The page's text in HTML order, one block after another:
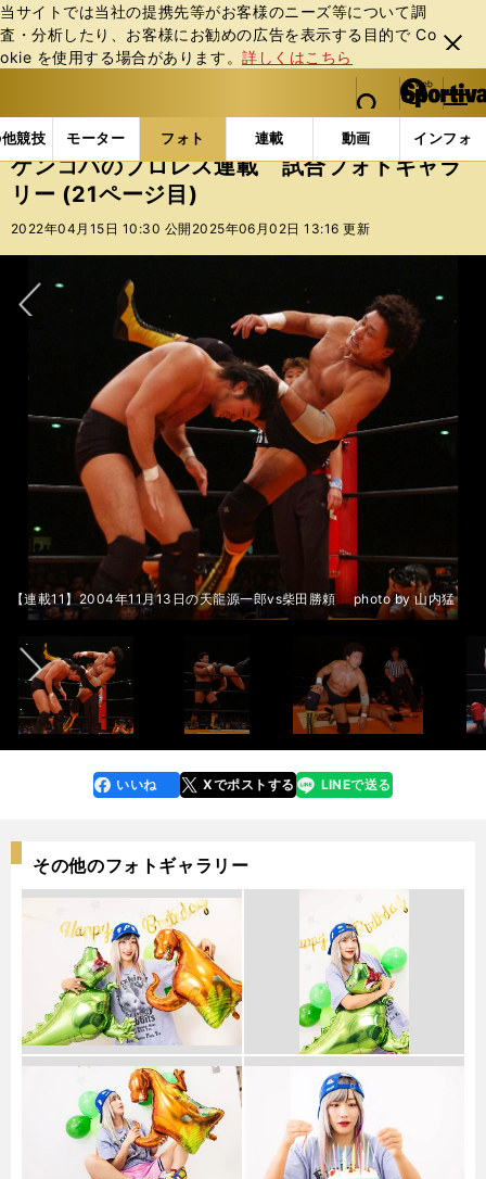
当サイトでは当社の提携先等がお客様のニーズ等について調
査・分析したり、お客様にお勧めの広告を表⽰する⽬的で Co
okie を使⽤する場合があります。詳しくはこちら
閉じ
る
web Sportiva (webスポルティーバ)
検索
マイペ
ー
ジ
メニュ
競技 モーター フォト 連載 動画 インフォ
b
ス
ポ
ル
バ
フォトギャラリー コラムフォト ケンコバのプロレ
ケンコバのプロレス連載 試合フォトギャラ
リー (21ページ目)
2022年04月15日 10:30 公開 2025年06月02日 13:16 更新
次へ
前編：超豪華メンバーの「第１回Ｇ１クライマックス」 長州力の全敗と
闘魂三銃士の飛躍は「驚きの展開」＞＞
中編：第１回Ｇ１での勘違い 蝶野正洋と武藤敬司の決勝のせいで「忘れ
られている場面がある」＞＞
後編：武藤敬司が突然トイレで「イ～ヤァオ！」と絶叫 「いかなる時で
もプロレスラーなんやな」＞＞
前編：越中詩郎の「禁断の試合」 ザ・コブラのための大会で目撃したある
異変＞＞
後編：名レスラー馳浩の「一番ダメな試合」を救った越中詩郎の「震え」
＞＞
前編：越中詩郎45周年記念大会での場外乱闘の真相 直前に全日本の社長
からの謎のひと言＞＞
後編：セレモニー前に起きた事件 天龍源一郎や藤波辰爾らとの会話で大
困惑＞＞
前編：ロード・ウォリアーズ再結成の豪華６人タッグ パワー・ウォリア
ーの空気の読まなさに「これぞ健介！」＞＞
中編：大迫力の６人タッグに感じた「やさしさ」の正体 スコット・ノー
トンとホーク・ウォリアーとの絆＞＞
後編：「ネズミを食う」「ガソリンを飲む」と信じていたロード・ウォリ
アーズが見せた「まさか」のギャップ＞＞
【連載11】2004年11月13日の天龍源一郎vs柴田勝頼 photo by 山内猛
前編：『やめろぉぉ！』天龍源一郎の「53歳」に柴田勝頼が白目 リング
サイドのケンコバは叫んだ＞＞
中編：天龍源一郎がケンコバに「あん時の男か」 柴田勝頼に勝利した試
合中のサムズアップ＞＞
後編：天龍源一郎、柴田勝頼との激闘後に謎のひと言 ケンコバが真相を
本人に探るも「聞き取れなかった」＞＞
前編：「ハンセンがハンセンじゃなかった試合」全日本のリングで見せた
珍しいファイト＞＞
中編：「ハンセンも人の子やったんや」と驚き「ブレーキの壊れたダンプ
カー」の義理人情＞＞
後編：ハンセンとの秘話「日本プロレス界最大の事件」の後に届いた手紙
＞＞
前編：グレート・ムタの「黒歴史」 無理やり化身対決にされた越中詩郎は
「犠牲者です！」＞＞
中編：ムタの日本デビュー戦の失敗に、馳浩は「俺が盛り上げてやる」 大
流血の死闘を締めた「担架へのムーンサルト」＞＞
後編：馳浩が仕掛けたグレート・ムタ戦での布石に、ケンコバは「なんて
すごい流れなんや！」 引退したムタの功績も振り返った＞＞
連載８：1987年12月２日の天龍源一郎＆阿修羅・原vsアブドーラ・ザ・ブ
ッチャー＆T.N.T. photo by 山内猛
連載８：1987年12月２日の天龍源一郎＆阿修羅・原vsアブドーラ・ザ・ブ
ッチャー＆T.N.T. photo by 山内猛
連載８：1987年12月２日の天龍源一郎＆阿修羅・原vsアブドーラ・ザ・ブ
ッチャー＆T.N.T. photo by 山内猛
連載８：1987年12月２日の天龍源一郎＆阿修羅・原vsアブドーラ・ザ・ブ
ッチャー＆T.N.T. photo by 山内猛
連載８：1987年12月２日の天龍源一郎＆阿修羅・原vsアブドーラ・ザ・ブ
ッチャー＆T.N.T. photo by 山内猛
前編：ブロディ、ハンセンら史上最高の「世界最強タッグ」大阪大会。だ
が、天龍源一郎が出るメインカードに「がっかり」した＞＞
後編：「龍原砲」がブッチャーの頭を蹴りまくり、T.N.T.も頑張った。
1987年の全日本「ベストバウト」＞＞
連載７：前田日明（右）が旗揚げしたリングスには、佐竹雅昭（左）などの
ちにK-1で活躍する選手も多く参戦した photo by 東京スポーツ/アフロ
前編：前田日明がキレた理由が「ホンマにわからない」。リングスでのデ
ィック・フライ踏みつけ事件＞＞
後編：ケンコバが切望する格闘技界の「歴史が覆りそう」な前田日明の音
声解析と、格闘技界におけるリングスの再評価＞＞
連載６：身体能力も華もあったザ・コブラ（右）。それでもブレイクできな
かった理由は・・・ photo by 東京スポーツ/アフロ
前編：ザ・コブラの異様すぎる凱旋マッチに「今、俺は何を見ているん
だ？」＞＞
後編：ザ・コブラvsザ・バンピートの放送がいきなりストップ。プロレス
史に残る迷勝負は「時空を歪ませた」＞＞
連載５：1986年３月13日の長州力vs２代目タイガーマスク photo by 山内
前編：２代目タイガーが馬場から授かった「サソリ固め封じ」のまさかの
結末＞＞
後編：長州力は２代目タイガーにキレていた？三沢が見せた天才の片鱗＞
＞
連載５：1986年３月13日の長州力vs２代目タイガーマスク photo by 山内
猛
連載５：1986年３月13日の長州力vs２代目タイガーマスク photo by 山内
猛
連載５：1986年３月13日の長州力vs２代目タイガーマスク 対抗戦のジャ
パンプロレスの６人 photo by 山内猛
連載５：1986年３月13日の長州力vs２代目タイガーマスク 対抗戦の全日
本プロレスの６人 photo by 山内猛
前編：２代目タイガーが馬場から授かった「サソリ固め封じ」のまさかの
結末＞＞
後編：長州力は２代目タイガーにキレていた？三沢が見せた天才の片鱗＞
＞
連載４：1990年８月19日の蝶野正洋＆武藤敬司vsデストラクション・クル
ー photo by 山内猛
前編：蝶野正洋に「ヒールの本性」を感じた不穏試合＞＞
後編：闘魂三銃士と"馳健"のピリピリしたライバル関係＞＞
連載４：1990年８月19日の蝶野正洋＆武藤敬司vsデストラクション・クル
ー photo by 山内猛
連載４：1990年８月19日の蝶野正洋＆武藤敬司vsデストラクション・クル
ー photo by 山内猛
連載４：1990年８月19日の蝶野正洋＆武藤敬司vsデストラクション・クル
ー photo by 山内猛
連載４：1990年８月19日の蝶野正洋＆武藤敬司vsデストラクション・クル
ー photo by 山内猛
前編：蝶野正洋に「ヒールの本性」を感じた不穏試合＞＞
後編：闘魂三銃士と"馳健"のピリピリしたライバル関係＞＞
連載３：1986年８月16日のヒロ斎藤vs渕正信 photo by 山内猛
前編：ヒロ斎藤と渕正信の「流血の因縁」で学んだ「男には、ベルトより
大事なものがある」＞＞
後編：ヒロ斎藤が引き出した「赤鬼」渕正信に重ね合わせた、千原ジュニ
アに抱いた悔しさ＞＞
連載３：1986年８月16日のヒロ斎藤vs渕正信 photo by 山内猛
連載３：1986年８月16日のヒロ斎藤vs渕正信 photo by 山内猛
連載３：因縁が生まれた1986年６月12日のヒロ斎藤vs渕正信 photo by 山
内猛
連載３：因縁が生まれた1986年６月12日のヒロ斎藤vs渕正信 photo by 山
内猛
前編：ヒロ斎藤と渕正信の「流血の因縁」で学んだ「男には、ベルトより
大事なものがある」＞＞
後編：ヒロ斎藤が引き出した「赤鬼」渕正信に重ね合わせた、千原ジュニ
アに抱いた悔しさ＞＞
連載２：1986年６月12日の藤波辰巳（現・辰爾）vs前田日明 photo by 山
前編：「受けの美学」を理解した大流血の一戦＞＞
後編：アンドレとの「不穏試合」で「格闘王」の意外な姿を目にした＞＞
連載２：1986年６月12日の藤波辰巳（現・辰爾）vs前田日明 photo by 山
内猛
連載２：1986年６月12日の藤波辰巳（現・辰爾）vs前田日明 photo by 山
内猛
連載２：1986年の４月29日のアンドレvs前田日明 photo by 山内猛
連載２：1986年の４月29日のアンドレvs前田日明 photo by 山内猛
前編：「受けの美学」を理解した大流血の一戦＞＞
後編：アンドレとの「不穏試合」で「格闘王」の意外な姿を目にした＞＞
連載１：1992年1月30日の小林邦昭vs齋藤彰俊 photo by 山内猛
前編：「虎ハンター」が「一般の空手家」に敗れた異種格闘技戦＞＞
後編：長州力が齋藤彰俊に「ウチでやれ」＞＞
連載１：1992年1月30日の小林邦昭vs齋藤彰俊 photo by 山内猛
連載１：1992年1月30日の小林邦昭vs齋藤彰俊 photo by 山内猛
連載１：1992年1月30日の小林邦昭vs齋藤彰俊 photo by 山内猛
連載１：1992年1月30日の小林邦昭vs齋藤彰俊 photo by 山内猛
前編：「虎ハンター」が「一般の空手家」に敗れた異種格闘技戦＞＞
後編：長州力が齋藤彰俊に「ウチでやれ」＞＞
前へ
faceboo
k
いいね Xでポストする
line LINEで送る
その他のフォトギャラリー